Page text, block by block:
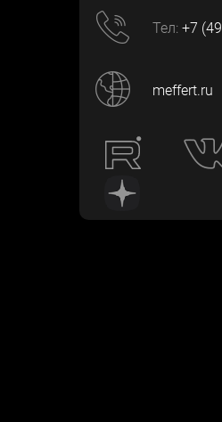
Тел: +7
meffert.ru